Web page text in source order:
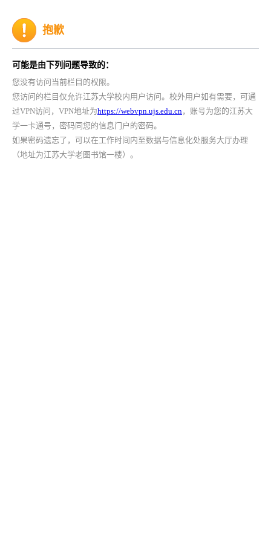
抱歉
可能是由下列问题导致的：
您没有访问当前栏目的权限。
您访问的栏目仅允许江苏大学校内用户访问。校外用户如有需要，可通
过VPN访问，VPN地址为https://webvpn.ujs.edu.cn，账号为您的江苏大
学一卡通号，密码同您的信息门户的密码。
如果密码遗忘了，可以在工作时间内至数据与信息化处服务大厅办理
（地址为江苏大学老图书馆一楼）。